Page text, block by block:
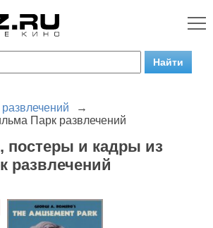
→
Парк развлечений
постеры и кадры из
развлечений